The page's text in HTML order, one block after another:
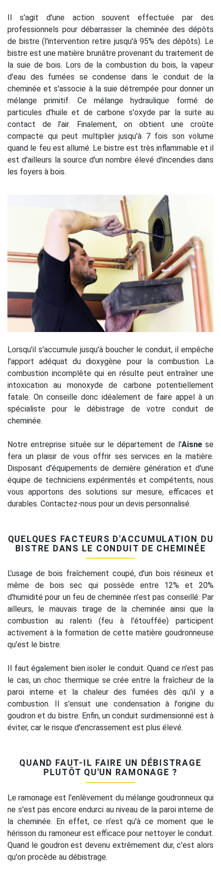
Il s'agit d'une action souvent effectuée par des
professionnels pour débarrasser la cheminée des dépôts
de bistre (l'intervention retire jusqu'à 95% des dépôts). Le
bistre est une matière brunâtre provenant du traitement de
la suie de bois. Lors de la combustion du bois, la vapeur
d'eau des fumées se condense dans le conduit de la
cheminée et s'associe à la suie détrempée pour donner un
mélange primitif. Ce mélange hydraulique formé de
particules d'huile et de carbone s'oxyde par la suite au
contact de l'air. Finalement, on obtient une croûte
compacte qui peut multiplier jusqu'à 7 fois son volume
quand le feu est allumé. Le bistre est très inflammable et il
est d'ailleurs la source d'un nombre élevé d'incendies dans
les foyers à bois.
Lorsqu'il s'accumule jusqu'à boucher le conduit, il empêche
l'apport adéquat du dioxygène pour la combustion. La
combustion incomplète qui en résulte peut entraîner une
intoxication au monoxyde de carbone potentiellement
fatale. On conseille donc idéalement de faire appel à un
spécialiste pour le débistrage de votre conduit de
cheminée.
Notre entreprise située sur le département de l'Aisnese
fera un plaisir de vous offrir ses services en la matière.
Disposant d'équipements de dernière génération et d'une
équipe de techniciens expérimentés et compétents, nous
vous apportons des solutions sur mesure, efficaces et
durables. Contactez-nous pour un devis personnalisé.
QUELQUES FACTEURS D'ACCUMULATION DU
BISTRE DANS LE CONDUIT DE CHEMINÉE
L'usage de bois fraîchement coupé, d'un bois résineux et
même de bois sec qui possède entre 12% et 20%
d'humidité pour un feu de cheminée n'est pas conseillé. Par
ailleurs, le mauvais tirage de la cheminée ainsi que la
combustion au ralenti (feu à l'étouffée) participent
activement à la formation de cette matière goudronneuse
qu'est le bistre.
Il faut également bien isoler le conduit. Quand ce n'est pas
le cas, un choc thermique se crée entre la fraîcheur de la
paroi interne et la chaleur des fumées dès qu'il y a
combustion. Il s'ensuit une condensation à l'origine du
goudron et du bistre. Enfin, un conduit surdimensionné est à
éviter, car le risque d'encrassement est plus élevé.
QUAND FAUT-IL FAIRE UN DÉBISTRAGE
PLUTÔT QU'UN RAMONAGE ?
Le ramonage est l'enlèvement du mélange goudronneux qui
ne s'est pas encore endurci au niveau de la paroi interne de
la cheminée. En effet, ce n'est qu'à ce moment que le
hérisson du ramoneur est efficace pour nettoyer le conduit.
Quand le goudron est devenu extrêmement dur, c'est alors
qu'on procède au débistrage.